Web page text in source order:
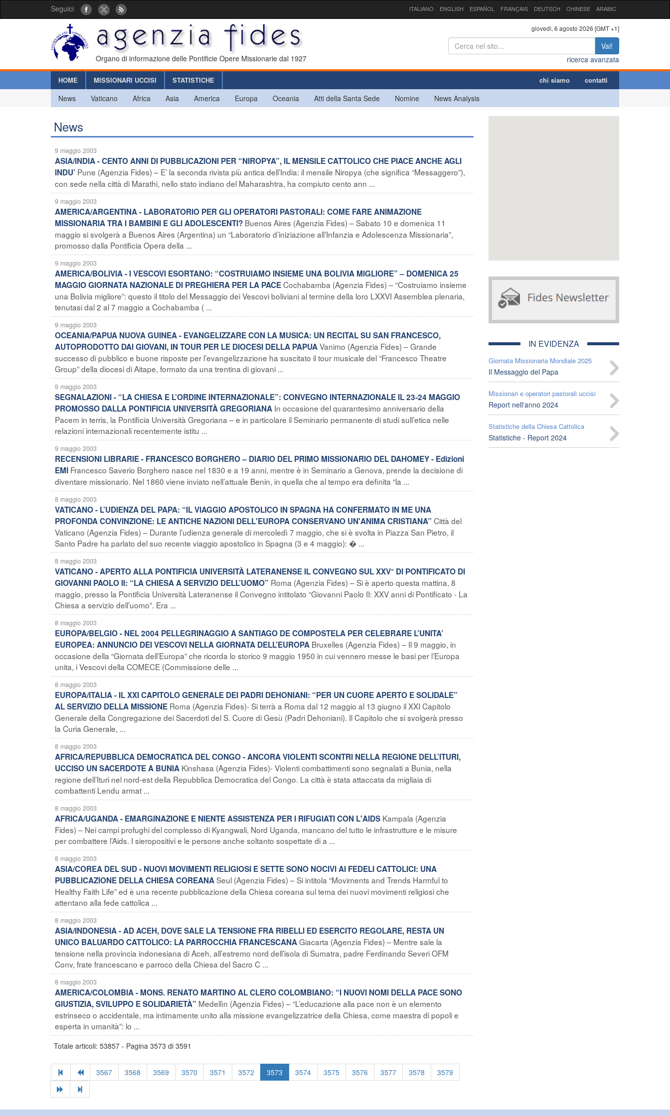
Seguici ITALIANO ENGLISH ESPAÑOL FRANÇAIS DEUTSCH CHINESE ARABIC
Organo di informazione delle Pontificie Opere Missionarie dal 1927
giovedì, 6 agosto 2026 [GMT +1]
Vai!
ricerca avanzata
HOME MISSIONARI UCCISI STATISTICHE chi siamo contatti
News Vaticano Africa Asia America Europa Oceania Atti della Santa Sede Nomine News Analysis
News
9 maggio 2003
ASIA/INDIA - CENTO ANNI DI PUBBLICAZIONI PER “NIROPYA”, IL MENSILE CATTOLICO CHE PIACE ANCHE AGLI
INDU’ Pune (Agenzia Fides) – E’ la seconda rivista più antica dell’India: il mensile Niropya (che significa “Messaggero”),
con sede nella città di Marathi, nello stato indiano del Maharashtra, ha compiuto cento ann ...
9 maggio 2003
AMERICA/ARGENTINA - LABORATORIO PER GLI OPERATORI PASTORALI: COME FARE ANIMAZIONE
MISSIONARIA TRA I BAMBINI E GLI ADOLESCENTI? Buenos Aires (Agenzia Fides) – Sabato 10 e domenica 11
maggio si svolgerà a Buenos Aires (Argentina) un “Laboratorio d’iniziazione all’Infanzia e Adolescenza Missionaria”,
promosso dalla Pontificia Opera della ...
9 maggio 2003
AMERICA/BOLIVIA - I VESCOVI ESORTANO: “COSTRUIAMO INSIEME UNA BOLIVIA MIGLIORE” – DOMENICA 25
MAGGIO GIORNATA NAZIONALE DI PREGHIERA PER LA PACECochabamba (Agenzia Fides) – “Costruiamo insieme
una Bolivia migliore”: questo il titolo del Messaggio dei Vescovi boliviani al termine della loro LXXVI Assemblea plenaria,
tenutasi dal 2 al 7 maggio a Cochabamba ( ...
9 maggio 2003
OCEANIA/PAPUA NUOVA GUINEA - EVANGELIZZARE CON LA MUSICA: UN RECITAL SU SAN FRANCESCO,
AUTOPRODOTTO DAI GIOVANI, IN TOUR PER LE DIOCESI DELLA PAPUAVanimo (Agenzia Fides) – Grande
successo di pubblico e buone risposte per l’evangelizzazione ha suscitato il tour musicale del “Francesco Theatre
Group” della diocesi di Aitape, formato da una trentina di giovani ...
9 maggio 2003
SEGNALAZIONI - “LA CHIESA E L’ORDINE INTERNAZIONALE”: CONVEGNO INTERNAZIONALE IL 23-24 MAGGIO
PROMOSSO DALLA PONTIFICIA UNIVERSITÀ GREGORIANA In occasione del quarantesimo anniversario della
Pacem in terris, la Pontificia Università Gregoriana – e in particolare il Seminario permanente di studi sull’etica nelle
relazioni internazionali recentemente istitu ...
9 maggio 2003
RECENSIONI LIBRARIE - FRANCESCO BORGHERO – DIARIO DEL PRIMO MISSIONARIO DEL DAHOMEY - Edizioni
EMI Francesco Saverio Borghero nasce nel 1830 e a 19 anni, mentre è in Seminario a Genova, prende la decisione di
diventare missionario. Nel 1860 viene inviato nell’attuale Benin, in quella che al tempo era definita “la ...
8 maggio 2003
VATICANO - L’UDIENZA DEL PAPA: “IL VIAGGIO APOSTOLICO IN SPAGNA HA CONFERMATO IN ME UNA
PROFONDA CONVINZIONE: LE ANTICHE NAZIONI DELL'EUROPA CONSERVANO UN'ANIMA CRISTIANA” Città del
Vaticano (Agenzia Fides) – Durante l’udienza generale di mercoledì 7 maggio, che si è svolta in Piazza San Pietro, il
Santo Padre ha parlato del suo recente viaggio apostolico in Spagna (3 e 4 maggio): � ...
8 maggio 2003
VATICANO - APERTO ALLA PONTIFICIA UNIVERSITÀ LATERANENSE IL CONVEGNO SUL XXV° DI PONTIFICATO DI
GIOVANNI PAOLO II: “LA CHIESA A SERVIZIO DELL’UOMO” Roma (Agenzia Fides) – Si è aperto questa mattina, 8
maggio, presso la Pontificia Università Lateranense il Convegno intitolato “Giovanni Paolo II: XXV anni di Pontificato - La
Chiesa a servizio dell’uomo”. Era ...
8 maggio 2003
EUROPA/BELGIO - NEL 2004 PELLEGRINAGGIO A SANTIAGO DE COMPOSTELA PER CELEBRARE L’UNITA’
EUROPEA: ANNUNCIO DEI VESCOVI NELLA GIORNATA DELL’EUROPA Bruxelles (Agenzia Fides) – Il 9 maggio, in
occasione della “Giornata dell’Europa” che ricorda lo storico 9 maggio 1950 in cui vennero messe le basi per l’Europa
unita, i Vescovi della COMECE (Commissione delle ...
8 maggio 2003
EUROPA/ITALIA - IL XXI CAPITOLO GENERALE DEI PADRI DEHONIANI: “PER UN CUORE APERTO E SOLIDALE”
AL SERVIZIO DELLA MISSIONE Roma (Agenzia Fides)- Si terrà a Roma dal 12 maggio al 13 giugno il XXI Capitolo
Generale della Congregazione dei Sacerdoti del S. Cuore di Gesù (Padri Dehoniani). Il Capitolo che si svolgerà presso
la Curia Generale, ...
8 maggio 2003
AFRICA/REPUBBLICA DEMOCRATICA DEL CONGO - ANCORA VIOLENTI SCONTRI NELLA REGIONE DELL’ITURI,
UCCISO UN SACERDOTE A BUNIA Kinshasa (Agenzia Fides)- Violenti combattimenti sono segnalati a Bunia, nella
regione dell’Ituri nel nord-est della Repubblica Democratica del Congo. La città è stata attaccata da migliaia di
combattenti Lendu armat ...
8 maggio 2003
AFRICA/UGANDA - EMARGINAZIONE E NIENTE ASSISTENZA PER I RIFUGIATI CON L'AIDS Kampala (Agenzia
Fides) – Nei campi profughi del complesso di Kyangwali, Nord Uganda, mancano del tutto le infrastrutture e le misure
per combattere l’Aids. I sieropositivi e le persone anche soltanto sospettate di a ...
8 maggio 2003
ASIA/COREA DEL SUD - NUOVI MOVIMENTI RELIGIOSI E SETTE SONO NOCIVI AI FEDELI CATTOLICI: UNA
PUBBLICAZIONE DELLA CHIESA COREANASeul (Agenzia Fides) – Si intitola “Moviments and Trends Harmful to
Healthy Faith Life” ed è una recente pubblicazione della Chiesa coreana sul tema dei nuovi movimenti religiosi che
attentano alla fede cattolica ...
8 maggio 2003
ASIA/INDONESIA - AD ACEH, DOVE SALE LA TENSIONE FRA RIBELLI ED ESERCITO REGOLARE, RESTA UN
UNICO BALUARDO CATTOLICO: LA PARROCCHIA FRANCESCANAGiacarta (Agenzia Fides) – Mentre sale la
tensione nella provincia indonesiana di Aceh, all’estremo nord dell’isola di Sumatra, padre Ferdinando Severi OFM
Conv, frate francescano e parroco della Chiesa del Sacro C ...
8 maggio 2003
AMERICA/COLOMBIA - MONS. RENATO MARTINO AL CLERO COLOMBIANO: “I NUOVI NOMI DELLA PACE SONO
GIUSTIZIA, SVILUPPO E SOLIDARIETÀ” Medellìn (Agenzia Fides) – “L’educazione alla pace non è un elemento
estrinseco o accidentale, ma intimamente unito alla missione evangelizzatrice della Chiesa, come maestra di popoli e
esperta in umanità”: lo ...
Totale articoli: 53857 - Pagina 3573 di 3591
3567 3568 3569 3570 3571 3572 3573 3574 3575 3576 3577 3578 3579
IN EVIDENZA
Giornata Missionaria Mondiale 2025
Il Messaggio del Papa
Missionari e operatori pastorali uccisi
Report nell'anno 2024
Statistiche della Chiesa Cattolica
Statistiche - Report 2024